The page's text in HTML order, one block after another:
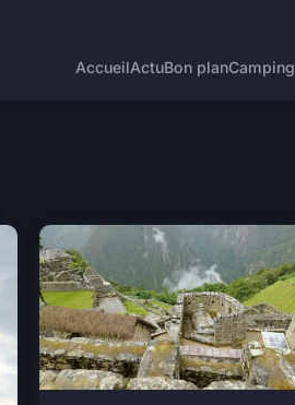
AccueilActuBon planCamping